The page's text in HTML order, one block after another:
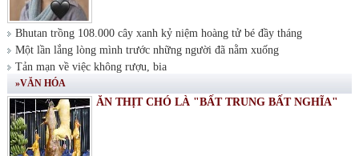
Bhutan trồng 108.000 cây xanh kỷ niệm hoàng tử bé đầy tháng
Một lần lắng lòng mình trước những người đã nằm xuống
Tản mạn về việc không rượu, bia
»VĂN HÓA
ĂN THỊT CHÓ LÀ "BẤT TRUNG BẤT NGHĨA"